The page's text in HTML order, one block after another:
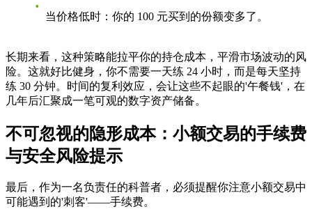
当价格低时 ：你的 100 元买到的份额变多了。
长期来看，这种策略能拉平你的持仓成本，平滑市场波动的风
险。这就好比健身，你不需要一天练 24 小时，而是每天坚持
练 30 分钟。时间的复利效应，会让这些不起眼的'午餐钱'，在
几年后汇聚成一笔可观的数字资产储备。
不可忽视的隐形成本：小额交易的手续费
与安全风险提示
最后，作为一名负责任的科普者，必须提醒你注意小额交易中
可能遇到的'刺客'——手续费。